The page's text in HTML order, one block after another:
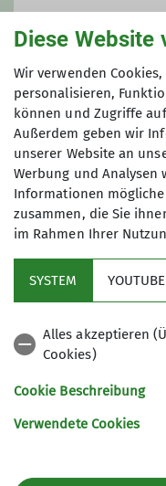
Anfrage senden
Anmeldung bis
10.03.2024
77654 Offenburg
Diese Website
Wir verwenden
personalisieren,
können und Zugriffe
Außerdem geben wir
unserer Website an
Werbung und Analysen
Informationen
zusammen, die Sie
im Rahmen Ihrer
SYSTEM
Alles akzeptieren
Cookies)
Cookie Beschreibung
Verwendete Cookies